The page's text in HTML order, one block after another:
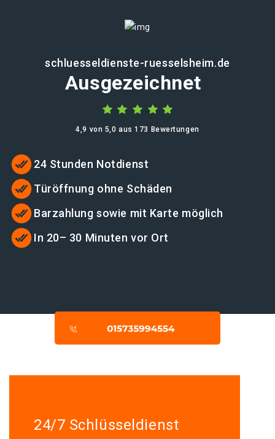
schluesseldienste-ruesselsheim.de
Ausgezeichnet
4,9 von 5,0 aus 173 Bewertungen
24 Stunden Notdienst
Türöffnung ohne Schäden
Barzahlung sowie mit Karte möglich
In 20– 30 Minuten vor Ort
24/7 Schlüsseldienst